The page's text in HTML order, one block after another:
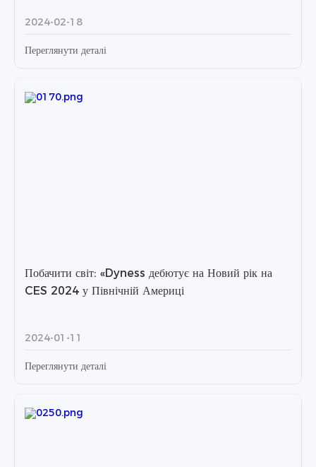
2024-02-18
Переглянути деталі
Побачити світ: «Dyness дебютує на Новий рік на
CES 2024 у Північній Америці
2024-01-11
Переглянути деталі